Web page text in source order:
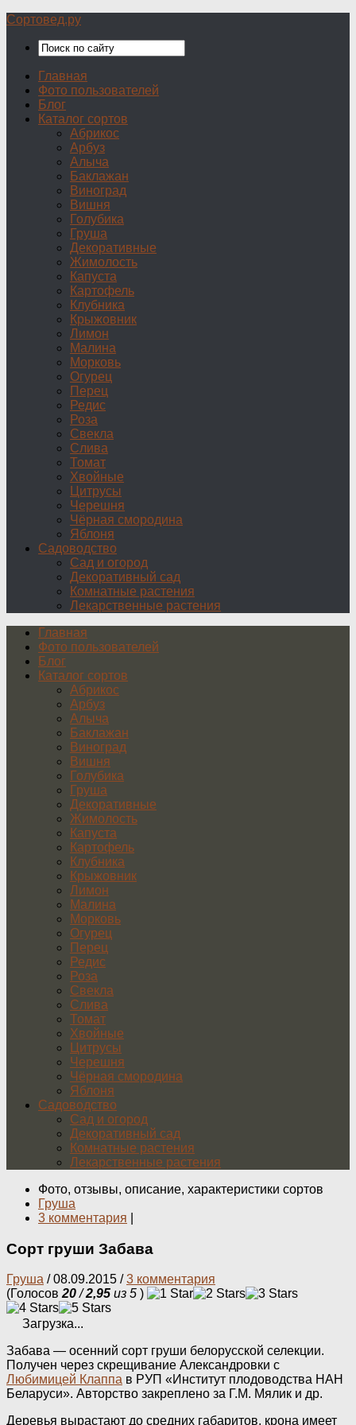
Сортовед.ру
Главная
Фото пользователей
Блог
Каталог сортов
Абрикос
Арбуз
Алыча
Баклажан
Виноград
Вишня
Голубика
Груша
Декоративные
Жимолость
Капуста
Картофель
Клубника
Крыжовник
Лимон
Малина
Морковь
Огурец
Перец
Редис
Роза
Свекла
Слива
Томат
Хвойные
Цитрусы
Черешня
Чёрная смородина
Яблоня
Садоводство
Сад и огород
Декоративный сад
Комнатные растения
Лекарственные растения
Главная
Фото пользователей
Блог
Каталог сортов
Абрикос
Арбуз
Алыча
Баклажан
Виноград
Вишня
Голубика
Груша
Декоративные
Жимолость
Капуста
Картофель
Клубника
Крыжовник
Лимон
Малина
Морковь
Огурец
Перец
Редис
Роза
Свекла
Слива
Томат
Хвойные
Цитрусы
Черешня
Чёрная смородина
Яблоня
Садоводство
Сад и огород
Декоративный сад
Комнатные растения
Лекарственные растения
Фото, отзывы, описание, характеристики сортов
Груша
3 комментария
Сорт груши Забава
Груша /08.09.2015 /3 комментария
(Голосов20/2,95 из 5 )
Загрузка...
Забава — осенний сорт груши белорусской селекции.
Получен через скрещивание Александровки с
Любимицей Клаппа в РУП «Институт плодоводства НАН
Беларуси». Авторство закреплено за Г.М. Мялик и др.
Деревья вырастают до средних габаритов, крона имеет